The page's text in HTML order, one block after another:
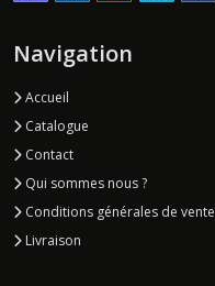
Navigation
Accueil
Catalogue
Contact
Qui sommes nous ?
Conditions générales de vente
Livraison